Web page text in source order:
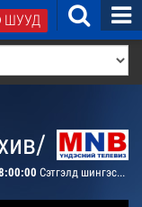
ШУУД
Сэтгэлд шингэсэн монгол хоол